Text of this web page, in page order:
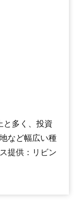
と多く、投資
など幅広い種
提供：リビン